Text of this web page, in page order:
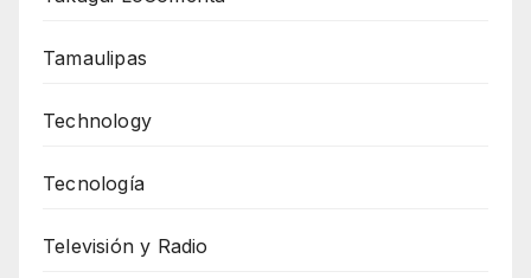
Tamaulipas
Technology
Tecnología
Televisión y Radio